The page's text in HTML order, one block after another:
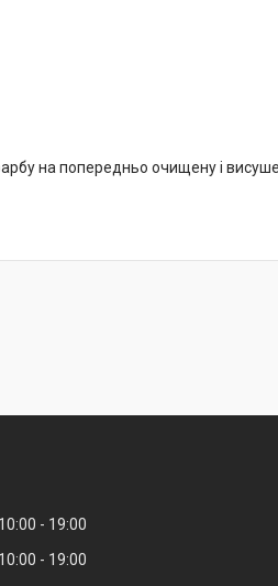
на попередньо очищену і
10:00
19:00
10:00 19:00